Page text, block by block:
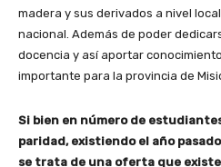
madera y sus derivados a nivel
nacional. Además de poder
docencia y así aportar
importante para la provincia de
Si bien en número de
paridad, existiendo el año
se trata de una oferta que